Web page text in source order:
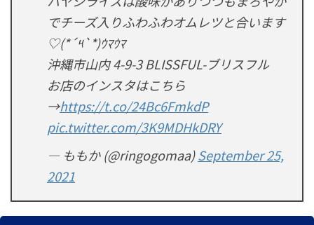
でチーズ入りふわふわオムレツと合います
♡(*´༥`*)ｳﾏｳﾏ
沖縄市山内 4-9-3 BLISSFUL-ブリスフル
お店のインスタはこちら
→https://t.co/24Bc6FmkdP
pic.twitter.com/3K9MDHkDRY
— ももか (@ringogomaa)September 25,
2021